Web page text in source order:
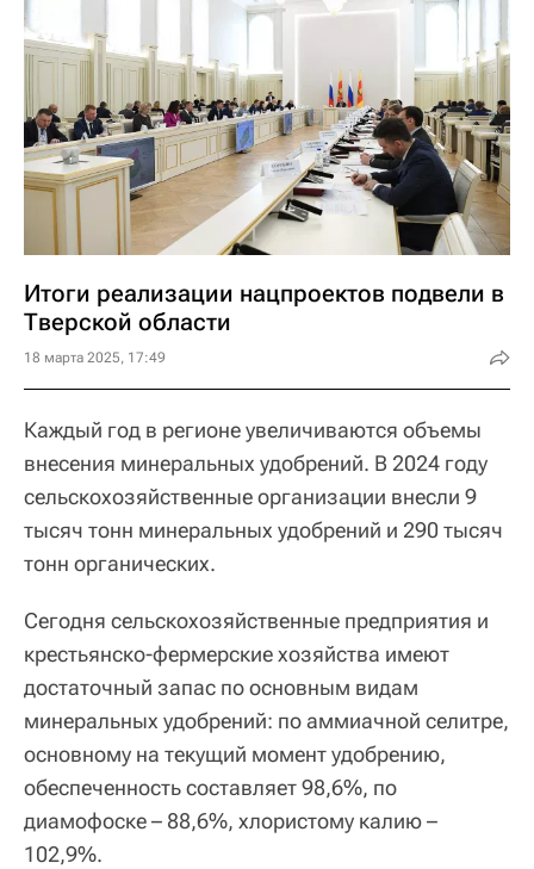
Итоги реализации нацпроектов подвели в
Тверской области
18 марта 2025, 17:49
Каждый год в регионе увеличиваются объемы
внесения минеральных удобрений. В 2024 году
сельскохозяйственные организации внесли 9
тысяч тонн минеральных удобрений и 290 тысяч
тонн органических.
Сегодня сельскохозяйственные предприятия и
крестьянско-фермерские хозяйства имеют
достаточный запас по основным видам
минеральных удобрений: по аммиачной селитре,
основному на текущий момент удобрению,
обеспеченность составляет 98,6%, по
диамофоске – 88,6%, хлористому калию –
102,9%.